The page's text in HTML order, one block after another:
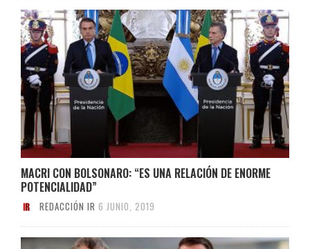
MACRI CON BOLSONARO: “ES UNA RELACIÓN DE ENORME
POTENCIALIDAD”
REDACCIÓN IR 6 JUNIO, 2019